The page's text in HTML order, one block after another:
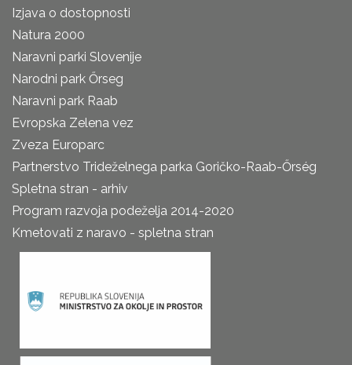
Izjava o dostopnosti
Natura 2000
Naravni parki Slovenije
Narodni park Őrseg
Naravni park Raab
Evropska Zelena vez
Zveza Europarc
Partnerstvo Trideželnega parka Goričko-Raab-Őrség
Spletna stran - arhiv
Program razvoja podeželja 2014-2020
Kmetovati z naravo - spletna stran